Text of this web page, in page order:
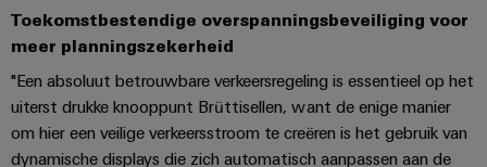
(EOS)
Fabrikanten
van
apparaten
Innovatieve
connectiviteitsoplossingen
Schakelkast
en
veld
Veldbedrading
Bedrading
en
migratieoplossingen
van
PLC-
systemen
Digital
engineering
Weidmüller
Configurator
Partners
Distributie
ATEX
Klantenmagazine
Personeelszaken
Weidmüller
Academie
Toekomstbestendige overspanningsbeveiliging voor
meer planningszekerheid
"Een absoluut betrouwbare verkeersregeling is essentieel op het
uiterst drukke knooppunt Brüttisellen, want de enige manier
om hier een veilige verkeersstroom te creëren is het gebruik van
dynamische displays die zich automatisch aanpassen aan de